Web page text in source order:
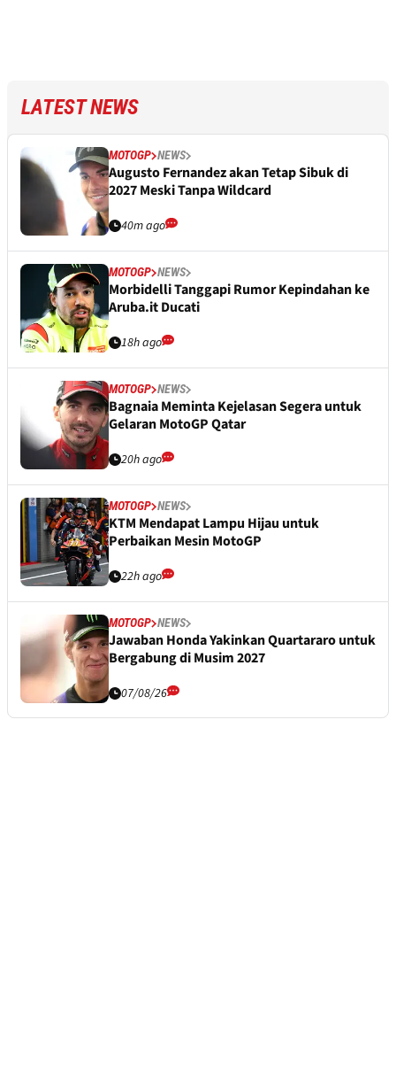
LATEST NEWS
MOTOGP NEWS
Augusto Fernandez akan Tetap Sibuk di
2027 Meski Tanpa Wildcard
40m ago
MOTOGP NEWS
Morbidelli Tanggapi Rumor Kepindahan ke
Aruba.it Ducati
18h ago
MOTOGP NEWS
Bagnaia Meminta Kejelasan Segera untuk
Gelaran MotoGP Qatar
20h ago
MOTOGP NEWS
KTM Mendapat Lampu Hijau untuk
Perbaikan Mesin MotoGP
22h ago
MOTOGP NEWS
Jawaban Honda Yakinkan Quartararo untuk
Bergabung di Musim 2027
07/08/26